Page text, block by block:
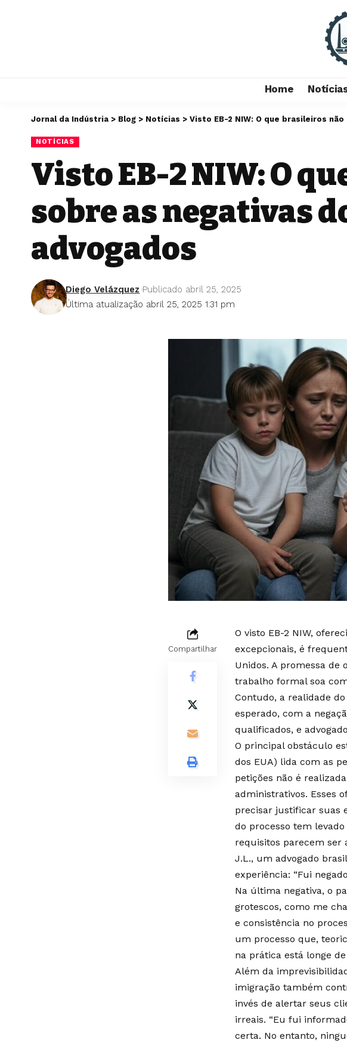
Home
Jornal da Indústria > Blog > Notícias > Visto EB-2 NIW: O que brasileiros
NOTÍCIAS
Visto EB-2 NIW: O
sobre as negativas
advogados
Última atualização abril 25, 2025 1:31 pm
Diego Velázquez Publicado abril 25, 2025
Compartilhar
O visto EB-2 NIW,
excepcionais, é
Unidos. A promessa de
trabalho formal soa
Contudo, a realidade
esperado, com a
qualificados, e
O principal obstáculo
dos EUA) lida com as
petições não é
administrativos. Esses
precisar justificar suas
do processo tem
requisitos parecem ser
J.L., um advogado
experiência: “Fui
Na última negativa, o
grotescos, como me
e consistência no
um processo que,
na prática está longe
Além da
imigração também
invés de alertar seus
irreais. “Eu fui
certa. No entanto,